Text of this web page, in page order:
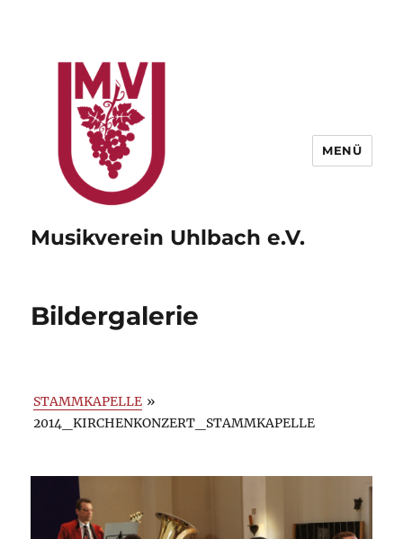
Musikverein Uhlbach e.V.
MENÜ
Bildergalerie
STAMMKAPELLE »
2014_KIRCHENKONZERT_STAMMKAPELLE